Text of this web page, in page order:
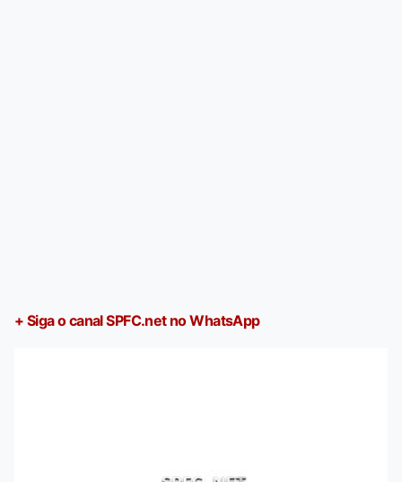
+ Siga o canal SPFC.net no WhatsApp